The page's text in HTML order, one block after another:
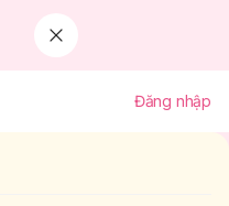
Đăng nhập